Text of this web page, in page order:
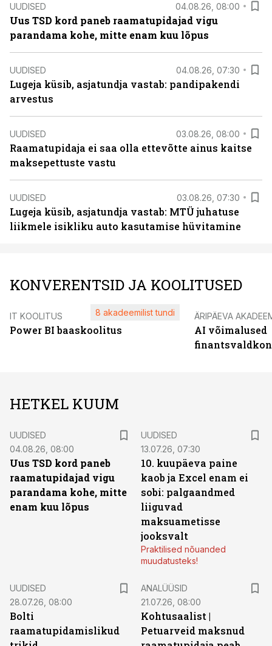
UUDISED 04.08.26, 08:00
Uus TSD kord paneb raamatupidajad vigu
parandama kohe, mitte enam kuu lõpus
UUDISED 04.08.26, 07:30
Lugeja küsib, asjatundja vastab: pandipakendi
arvestus
UUDISED 03.08.26, 08:00
Raamatupidaja ei saa olla ettevõtte ainus kaitse
maksepettuste vastu
UUDISED 03.08.26, 07:30
Lugeja küsib, asjatundja vastab: MTÜ juhatuse
liikmele isikliku auto kasutamise hüvitamine
KONVERENTSID JA KOOLITUSED
IT KOOLITUS
Power BI baaskoolitus
8 akadeemilist tundi ÄRIPÄEVA
AI võimalused
HETKEL KUUM
UUDISED
04.08.26, 08:00
Uus TSD kord paneb
raamatupidajad vigu
parandama kohe, mitte
enam kuu lõpus
UUDISED
13.07.26, 07:30
10. kuupäeva paine
kaob ja Excel enam ei
sobi: palgaandmed
liiguvad
maksuametisse
jooksvalt
Praktilised nõuanded
muudatusteks!
UUDISED
28.07.26, 08:00
Bolti
raamatupidamislikud
ANALÜÜSID
21.07.26, 08:00
Kohtusaalist |
Petuarveid maksnud